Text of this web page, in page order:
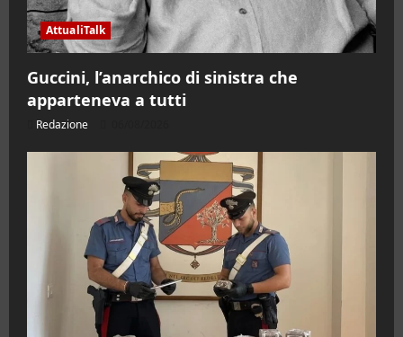
AttualiTalk
Guccini, l’anarchico di sinistra che
apparteneva a tutti
Redazione